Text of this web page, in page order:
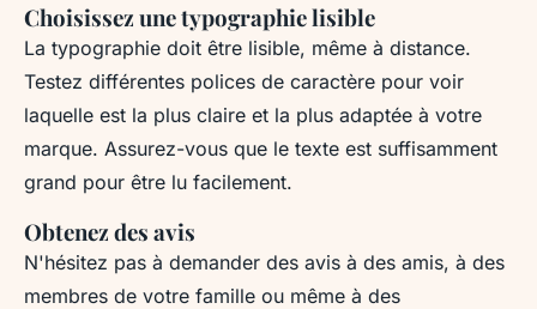
Choisissez une typographie lisible
La typographie doit être lisible, même à distance.
Testez différentes polices de caractère pour voir
laquelle est la plus claire et la plus adaptée à votre
marque. Assurez-vous que le texte est suffisamment
grand pour être lu facilement.
Obtenez des avis
N'hésitez pas à demander des avis à des amis, à des
membres de votre famille ou même à des